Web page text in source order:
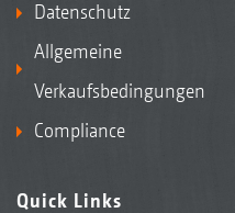
Datenschutz
Allgemeine
Verkaufsbedingungen
Compliance
Quick Links